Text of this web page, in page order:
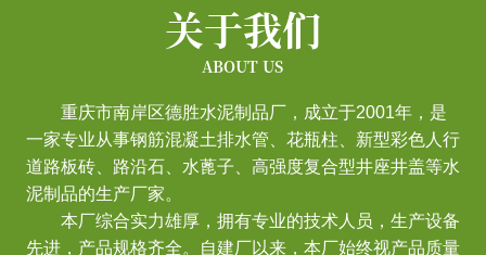
关于我们
ABOUT US
重庆市南岸区德胜水泥制品厂，成立于2001年，是
一家专业从事钢筋混凝土排水管、花瓶柱、新型彩色人行
道路板砖、路沿石、水蓖子、高强度复合型井座井盖等水
泥制品的生产厂家。
本厂综合实力雄厚，拥有专业的技术人员，生产设备
先进，产品规格齐全。自建厂以来，本厂始终视产品质量